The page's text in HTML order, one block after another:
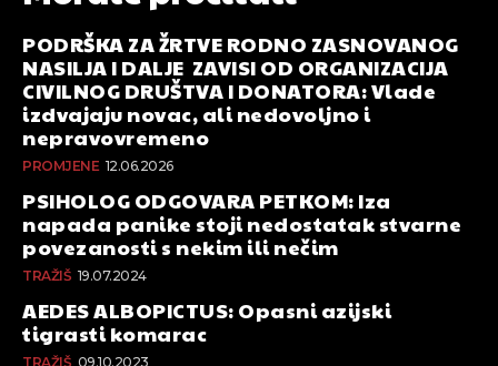
PODRŠKA ZA ŽRTVE RODNO ZASNOVANOG
NASILJA I DALJE ZAVISI OD ORGANIZACIJA
CIVILNOG DRUŠTVA I DONATORA: Vlade
izdvajaju novac, ali nedovoljno i
nepravovremeno
PROMJENE 12.06.2026
PSIHOLOG ODGOVARA PETKOM: Iza
napada panike stoji nedostatak stvarne
povezanosti s nekim ili nečim
TRAŽIŠ 19.07.2024
AEDES ALBOPICTUS: Opasni azijski
tigrasti komarac
TRAŽIŠ 09.10.2023